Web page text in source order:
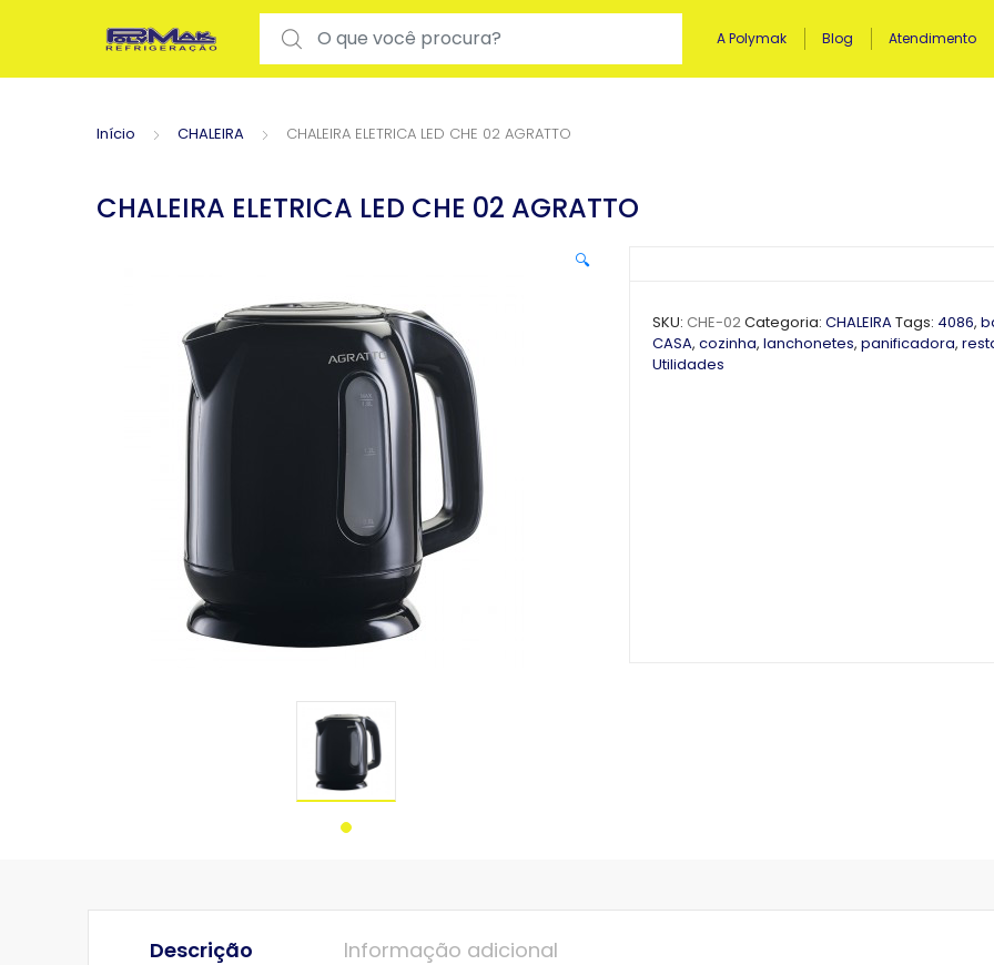
Search for:
A Polymak Blog Atendimento
Início CHALEIRA CHALEIRA ELETRICA LED CHE 02 AGRATTO
CHALEIRA ELETRICA LED CHE 02 AGRATTO
🔍
SKU: CHE-02Categoria: CHALEIRATags: 4086,
CASA, cozinha, lanchonetes, panificadora,
Utilidades
Descrição Informação adicional